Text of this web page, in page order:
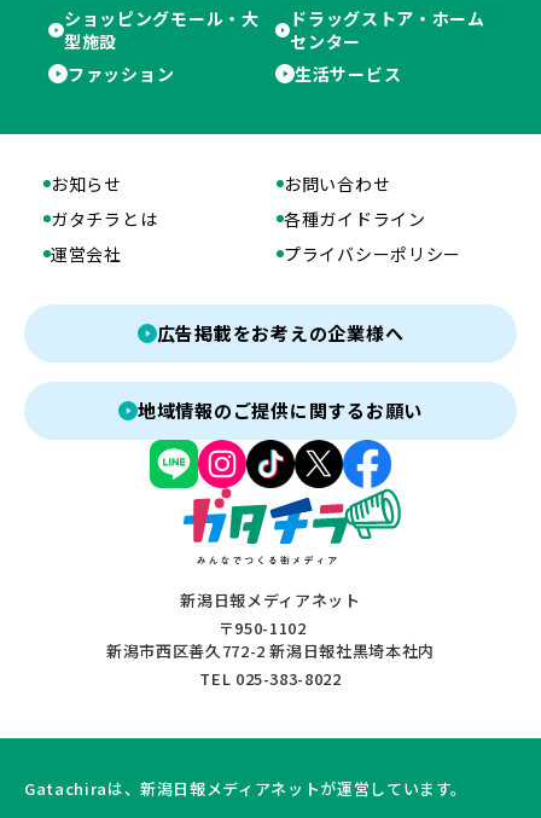
ショッピングモール・大
型施設
ドラッグストア・ホーム
センター
ファッション
生活サービス
新潟日報メディアネット
〒950-1102
新潟市西区善久772-2 新潟日報社黒埼本社内
TEL 025-383-8022
お知らせ
お問い合わせ
ガタチラとは
各種ガイドライン
運営会社
プライバシーポリシー
広告掲載をお考えの企業様へ
地域情報のご提供に関するお願い
Gatachiraは、新潟日報メディアネットが運営しています。